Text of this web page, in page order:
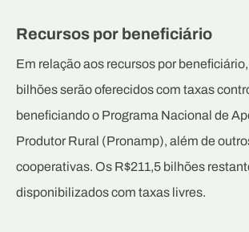
Recursos por beneficiário
Em relação aos recursos por
bilhões serão oferecidos com taxas
beneficiando o Programa Nacional de
Produtor Rural (Pronamp), além de
cooperativas. Os R$211,5 bilhões
disponibilizados com taxas livres.